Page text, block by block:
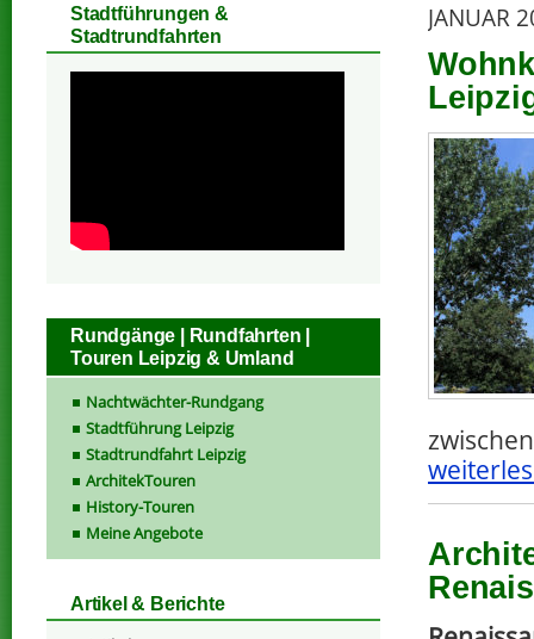
JANUAR
Stadtführungen &
Stadtrundfahrten
Rundgänge | Rundfahrten |
Touren Leipzig & Umland
Nachtwächter-Rundgang
Stadtführung Leipzig
Stadtrundfahrt Leipzig
ArchitekTouren
History-Touren
Meine Angebote
Artikel & Berichte